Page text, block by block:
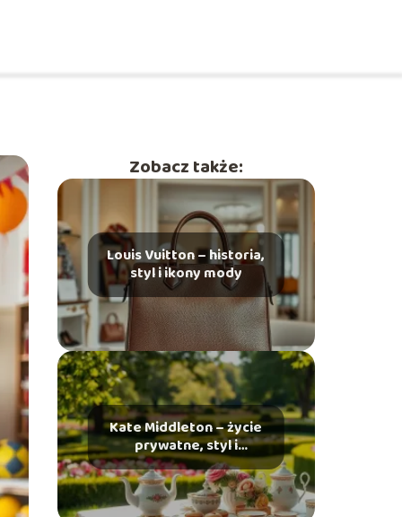
Zobacz także:
Louis Vuitton – historia,
styl i ikony mody
Kate Middleton – życie
prywatne, styl i
osiągnięcia